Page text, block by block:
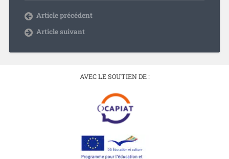
Article précédent
Article suivant
AVEC LE SOUTIEN DE :